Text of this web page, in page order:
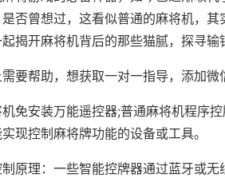
否曾想过，这看似普通的麻将机，
揭开麻将机背后的那些猫腻，探寻输
要帮助，想获取一对一指导，添加微
免安装万能遥控器;普通麻将机程序
现控制麻将牌功能的设备或工具。
原理：一些智能控牌器通过蓝牙或